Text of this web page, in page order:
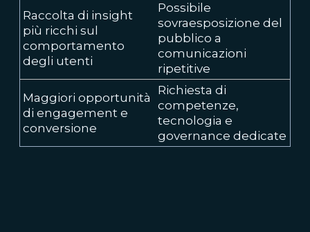
Raccolta di insight
più ricchi sul
comportamento
degli utenti
Possibile
sovraesposizione del
pubblico a
comunicazioni
ripetitive
Maggiori opportunità
di engagement e
conversione
Richiesta di
competenze,
tecnologia e
governance dedicate